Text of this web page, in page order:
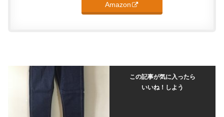
Amazon
この記事が気に入ったら
いいね！しよう